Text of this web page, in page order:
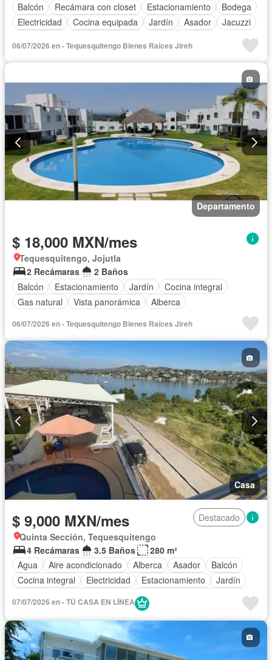
Balcón
Recámara con closet Estacionamiento
Bodega
Electricidad
Cocina equipada Jardín Asador
Jacuzzi
06/07/2026 en - Tequesquitengo Bienes Raíces Jireh
Departamento
$ 18,000 MXN/mes
Tequesquitengo, Jojutla
2 Recámaras
2 Baños
Balcón
Estacionamiento Jardín
Cocina integral
Gas natural
Vista panorámica Alberca
06/07/2026 en - Tequesquitengo Bienes Raíces Jireh
Casa
$ 9,000 MXN/mes
Destacado
Quinta Sección, Tequesquitengo
4 Recámaras
3.5 Baños
280 m²
Agua
Aire acondicionado Alberca Asador
Balcón
Cocina integral
Electricidad Estacionamiento
Jardín
Vista panorámica Completamente amueblado
07/07/2026 en - TÚ CASA EN LÍNEA